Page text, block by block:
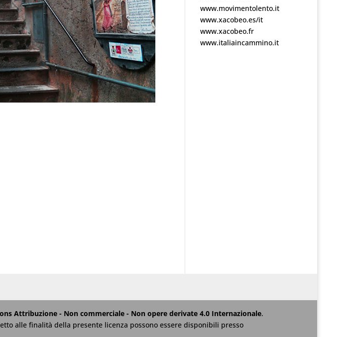
www.movimentolento.it
www.xacobeo.es/it
www.xacobeo.fr
www.italiaincammino.it
Attribuzione - Non commerciale - Non opere derivate 4.0 Internazionale.
alle finalità della presente licenza possono essere disponibili presso